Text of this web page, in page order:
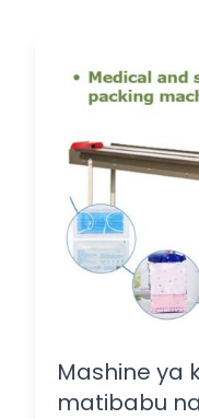
Mashine ya
matibabu